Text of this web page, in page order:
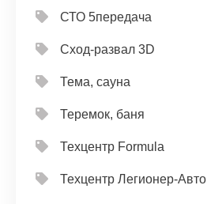
СТО 5передача
Сход-развал 3D
Тема, сауна
Теремок, баня
Техцентр Formula
Техцентр Легионер-Авто